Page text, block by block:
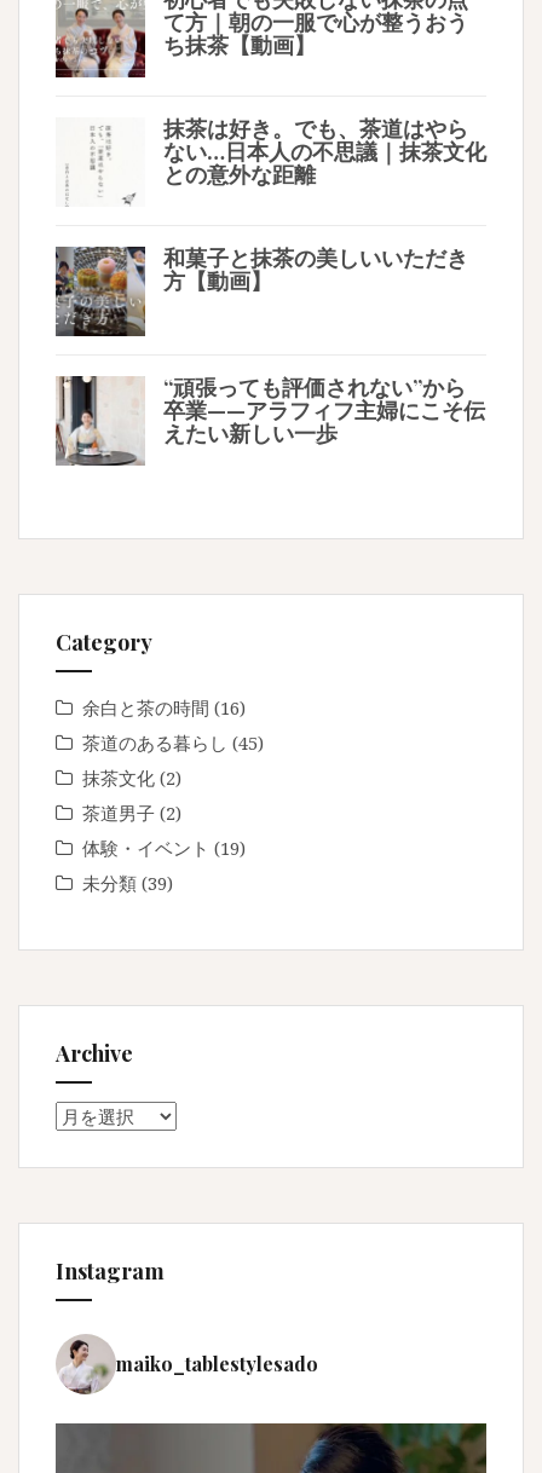
て方｜朝の一服で心が整うおう
ち抹茶【動画】
抹茶は好き。でも、茶道はやら
ない…日本人の不思議｜抹茶文化
との意外な距離
和菓子と抹茶の美しいいただき
方【動画】
“頑張っても評価されない”から
卒業——アラフィフ主婦にこそ伝
えたい新しい一歩
Category
余白と茶の時間 (16)
茶道のある暮らし (45)
抹茶文化 (2)
茶道男子 (2)
体験・イベント (19)
未分類 (39)
Archive
Archive
Instagram
maiko_tablestylesado